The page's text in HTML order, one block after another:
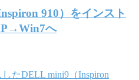
910）をインスト
へ
たDELL mini9（Inspiron